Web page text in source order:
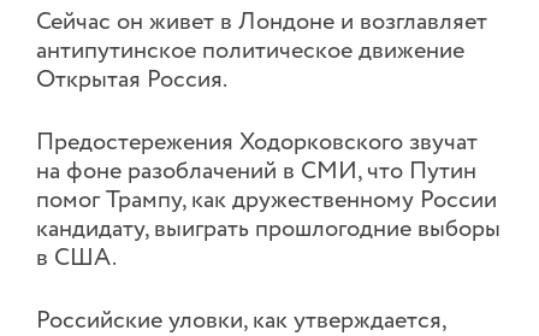
Сейчас он живет в Лондоне и возглавляет
антипутинское политическое движение
Открытая Россия.
Предостережения Ходорковского звучат
на фоне разоблачений в СМИ, что Путин
помог Трампу, как дружественному России
кандидату, выиграть прошлогодние выборы
в США.
Российские уловки, как утверждается,